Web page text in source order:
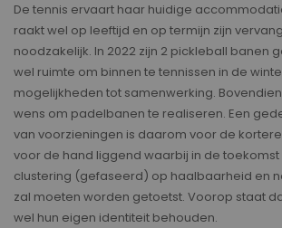
De tennis ervaart haar huidige
raakt wel op leeftijd en op termijn zijn
noodzakelijk. In 2022 zijn 2 pickleball banen
wel ruimte om binnen te tennissen in de
mogelijkheden tot samenwerking.
wens om padelbanen te realiseren. Een
van voorzieningen is daarom voor de
voor de hand liggend waarbij in de
clustering (gefaseerd) op haalbaarheid en
zal moeten worden getoetst. Voorop staat
wel hun eigen identiteit behouden.